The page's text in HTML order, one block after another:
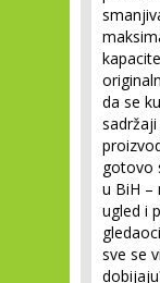
da se
gotovo
u BiH –
ugled i
sve se